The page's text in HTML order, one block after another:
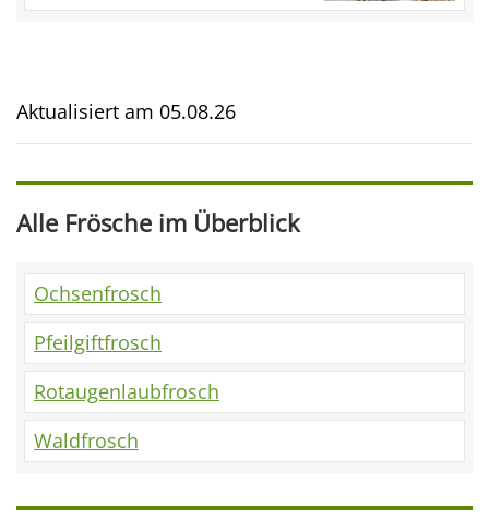
Aktualisiert am 05.08.26
Alle Frösche im Überblick
Ochsenfrosch
Pfeilgiftfrosch
Rotaugenlaubfrosch
Waldfrosch